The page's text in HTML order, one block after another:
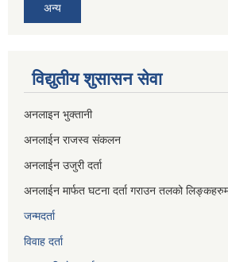
अन्य
विद्युतीय शुसासन सेवा
अनलाइन भुक्तानी
अनलाईन राजस्व संकलन
अनलाईन उजुरी दर्ता
अनलाईन मार्फत घटना दर्ता गराउन तलको
जन्मदर्ता
विवाह दर्ता